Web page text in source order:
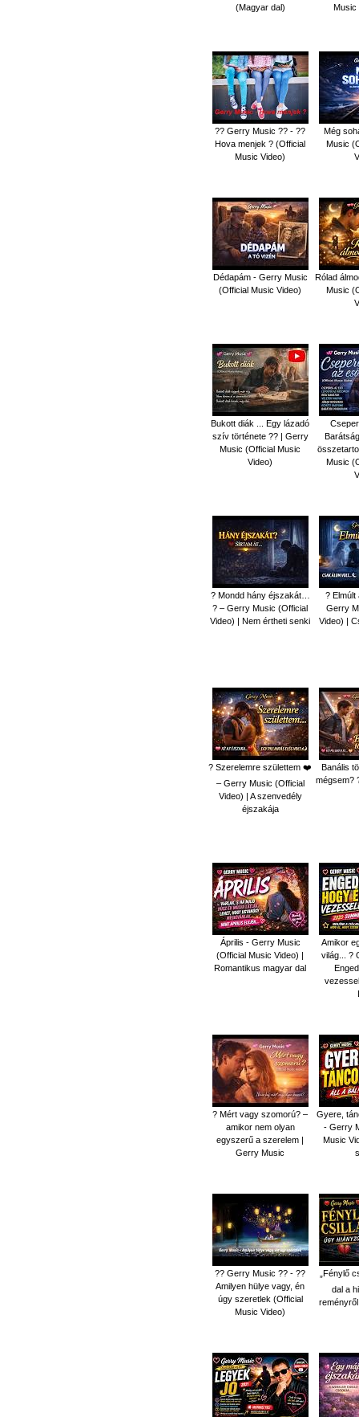
(Magyar dal)
?? Gerry Music ?? - ??
Hova menjek ? (Official
Music Video)
Még
Music
Dédapám - Gerry Music
(Official Music Video)
Rólad
Music
Bukott diák ... Egy lázadó
szív története ?? | Gerry
Music (Official Music
Video)
Music
? Mondd hány éjszakát…
? – Gerry Music (Official
Video) | Nem értheti senki
?
Gerry
Video) |
? Szerelemre születtem ❤️
– Gerry Music (Official
Video) | A szenvedély
éjszakája
Banális
mégsem?
Április - Gerry Music
(Official Music Video) |
Romantikus magyar dal
Amikor
világ... ?
? Mért vagy szomorú? –
amikor nem olyan
egyszerű a szerelem |
Gerry Music
Gyere,
- Gerry
Music
?? Gerry Music ?? - ??
Amilyen hülye vagy, én
úgy szeretlek (Official
Music Video)
„Fénylő
dal a